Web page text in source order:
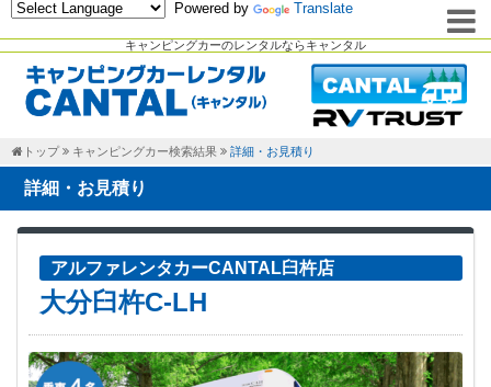
キャンピングカーのレンタルならキャンタル
Powered by Translate
トップ キャンピングカー検索結果 詳細・お見積り
詳細・お見積り
アルファレンタカーCANTAL臼杵店
大分臼杵C-LH